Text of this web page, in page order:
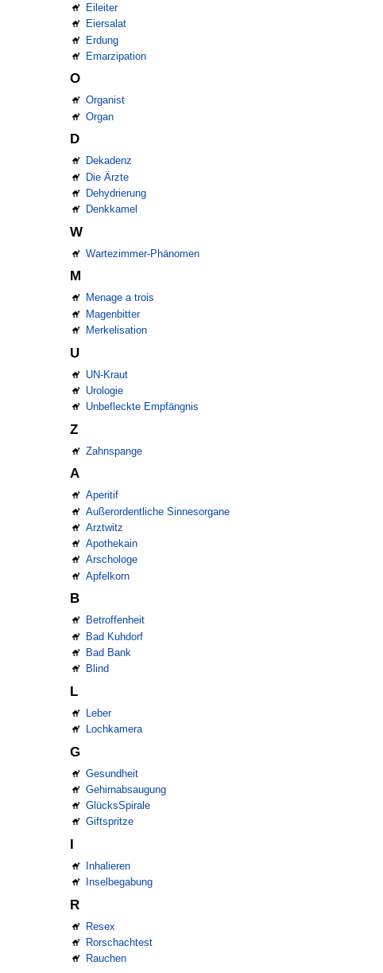
Eileiter
Eiersalat
Erdung
Emarzipation
O
Organist
Organ
D
Dekadenz
Die Ärzte
Dehydrierung
Denkkamel
W
Wartezimmer-Phänomen
M
Menage a trois
Magenbitter
Merkelisation
U
UN-Kraut
Urologie
Unbefleckte Empfängnis
Z
Zahnspange
A
Aperitif
Außerordentliche Sinnesorgane
Arztwitz
Apothekain
Arschologe
Apfelkorn
B
Betroffenheit
Bad Kuhdorf
Bad Bank
Blind
L
Leber
Lochkamera
G
Gesundheit
Gehirnabsaugung
GlücksSpirale
Giftspritze
I
Inhalieren
Inselbegabung
R
Resex
Rorschachtest
Rauchen